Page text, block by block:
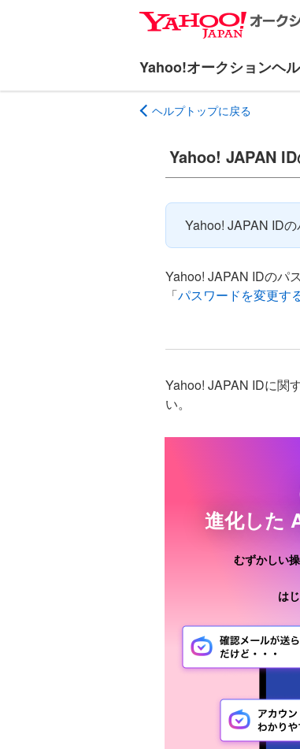
シ
ン
ヘルプトップに戻る
Yahoo! JAPAN
Yahoo! JAPAN ID
Yahoo! JAPAN IDのパ
「パスワードを変更す
Yahoo! JAPAN IDに関
い。
進化した
むずかしい
は